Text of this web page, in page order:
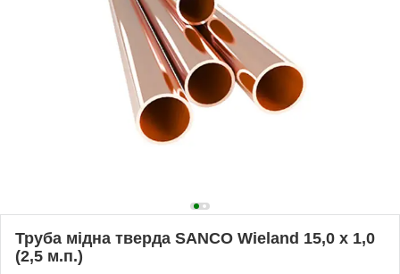
Труба мідна тверда SANCO Wieland 15,0 x 1,0
(2,5 м.п.)